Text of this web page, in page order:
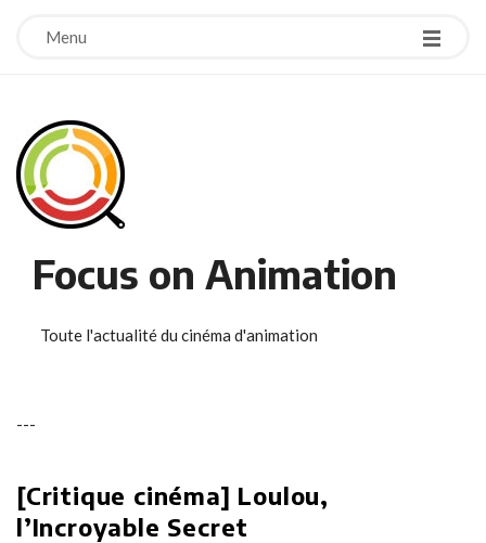
Menu
Focus on Animation
Toute l'actualité du cinéma d'animation
---
[Critique cinéma] Loulou,
l’Incroyable Secret